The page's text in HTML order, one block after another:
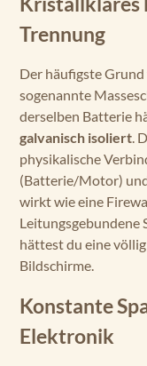
Trennung
Der häufigste
sogenannte
derselben Batterie
galvanisch isoliert.
physikalische
(Batterie/Motor)
wirkt wie eine
Leitungsgebundene
hättest du eine
Bildschirme.
Konstante
Elektronik